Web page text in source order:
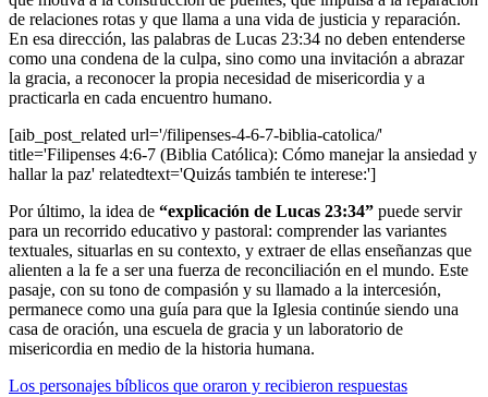
de relaciones rotas y que llama a una vida de justicia y reparación.
En esa dirección, las palabras de Lucas 23:34 no deben entenderse
como una condena de la culpa, sino como una invitación a abrazar
la gracia, a reconocer la propia necesidad de misericordia y a
practicarla en cada encuentro humano.
[aib_post_related url='/filipenses-4-6-7-biblia-catolica/'
title='Filipenses 4:6-7 (Biblia Católica): Cómo manejar la ansiedad y
hallar la paz' relatedtext='Quizás también te interese:']
Por último, la idea de “explicación de Lucas 23:34” puede servir
para un recorrido educativo y pastoral: comprender las variantes
textuales, situarlas en su contexto, y extraer de ellas enseñanzas que
alienten a la fe a ser una fuerza de reconciliación en el mundo. Este
pasaje, con su tono de compasión y su llamado a la intercesión,
permanece como una guía para que la Iglesia continúe siendo una
casa de oración, una escuela de gracia y un laboratorio de
misericordia en medio de la historia humana.
Los personajes bíblicos que oraron y recibieron respuestas